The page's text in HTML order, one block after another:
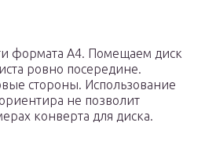
формата А4. Помещаем диск
ровно посередине.
стороны. Использование
не позволит
конверта для диска.